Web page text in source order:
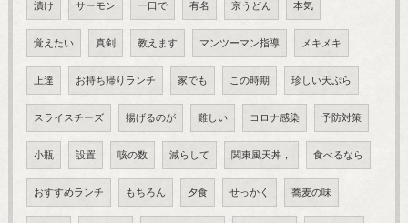
漬け サーモン 一口で 有名 京うどん 本気
覚えたい 真剣 教えます マンツーマン指導 メキメキ
上達 お持ち帰りランチ 家でも この時期 珍しい天ぷら
スライスチーズ 揚げるのが 難しい コロナ感染 予防対策
小瓶 設置 咳の数 減らして 関東風天丼， 食べるなら
おすすめランチ もちろん 夕食 せっかく 蕎麦の味